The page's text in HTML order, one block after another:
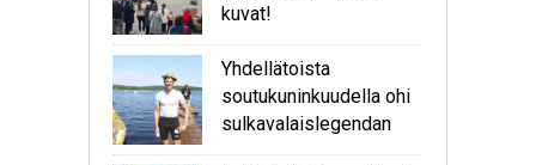
kuvat!
Yhdellätoista
soutukuninkuudella ohi
sulkavalaislegendan